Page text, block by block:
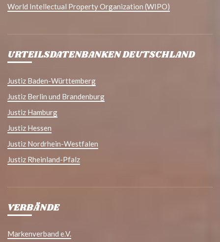
World Intellectual Property Organization (WIPO)
URTEILSDATENBANKEN DEUTSCHLAND
Justiz Baden-Württemberg
Justiz Berlin und Brandenburg
Justiz Hamburg
Justiz Hessen
Justiz Nordrhein-Westfalen
Justiz Rheinland-Pfalz
VERBÄNDE
Markenverband e.V.